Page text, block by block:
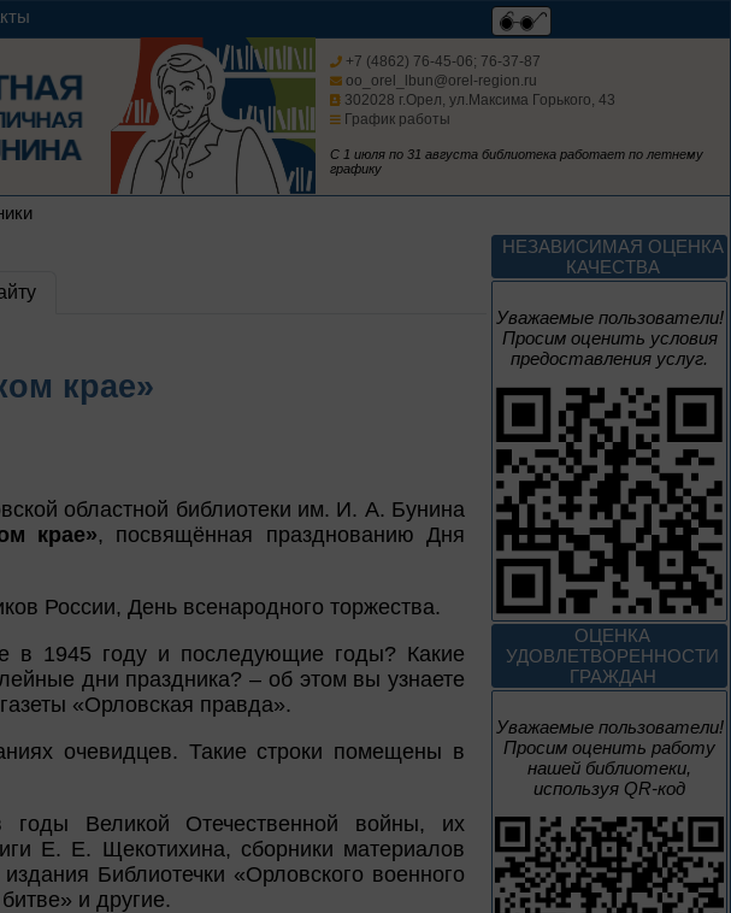
+7 (4862) 76-45-06; 76-37-87
oo_orel_lbun@orel-region.ru
302028 г.Орел, ул.Максима Горького, 43
График работы
С 1 июля по 31 августа библиотека работает по летнему
графику
крае»
областной библиотеки им. И. А. Бунина
крае», посвящённая празднованию Дня
России, День всенародного торжества.
в 1945 году и последующие годы? Какие
дни праздника? – об этом вы узнаете
«Орловская правда».
очевидцев. Такие строки помещены в
Великой Отечественной войны, их
Е. Е. Щекотихина, сборники материалов
Библиотечки «Орловского военного
и другие.
НЕЗАВИСИМАЯ ОЦЕНКА
КАЧЕСТВА
Уважаемые пользователи!
Просим оценить условия
предоставления услуг.
ОЦЕНКА
УДОВЛЕТВОРЕННОСТИ
ГРАЖДАН
Уважаемые пользователи!
Просим оценить работу
нашей библиотеки,
используя QR-код
Мастера кисти:
галерея талантов
Творец и муза
Цикл выставок литературы
4 – 14 августа
В борьбе против
нацизма мы были
вместе
Великая Победа народов
многонациональной страны
3 – 17 августа
Век Аполлинария
К 170-летию со дня рождения
живописца
2 июня – 20
августа